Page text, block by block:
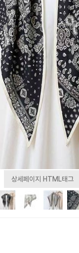
상세페이지 HTML태그